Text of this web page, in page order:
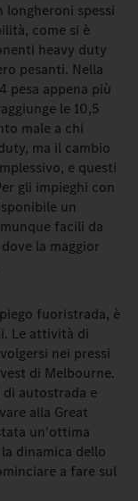
spessi
come si è
heavy duty
pesanti. Nella
pesa appena più
le 10,5
male a chi
ma il cambio
e questi
gli impieghi con
un
facili da
la maggior
fuoristrada, è
Le attività di
nei pressi
di Melbourne.
autostrada e
alla Great
un'ottima
dinamica dello
a fare sul